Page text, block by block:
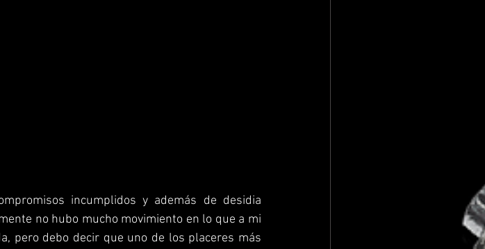
incumplidos y además de desidia
no hubo mucho movimiento en lo que a mi
pero debo decir que uno de los placeres más